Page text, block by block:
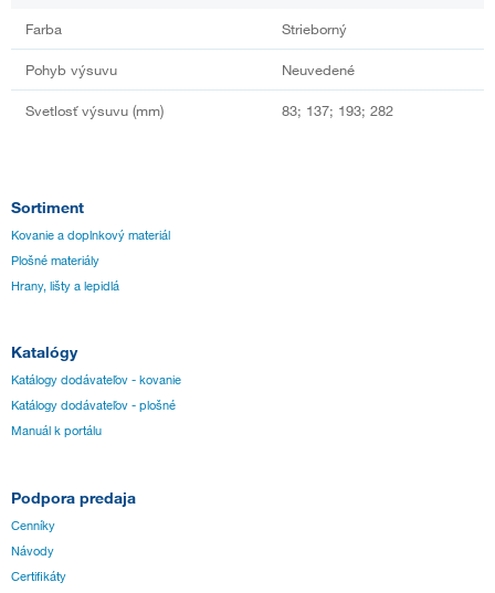
Farba Strieborný
Pohyb výsuvu Neuvedené
Svetlosť výsuvu (mm) 83; 137; 193; 282
Sortiment
Kovanie a doplnkový materiál
Plošné materiály
Hrany, lišty a lepidlá
Katalógy
Katálogy dodávateľov - kovanie
Katálogy dodávateľov - plošné
Manuál k portálu
Podpora predaja
Cenníky
Návody
Certifikáty